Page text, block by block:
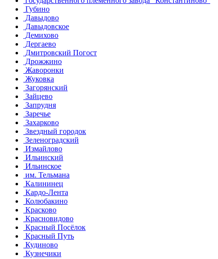
Губино
Давыдово
Давыдовское
Демихово
Дергаево
Дмитровский Погост
Дрожжино
Жаворонки
Жуковка
Загорянский
Зайцево
Запрудня
Заречье
Захарково
Звездный городок
Зеленоградский
Измайлово
Ильинский
Ильинское
им. Тельмана
Калининец
Кардо-Лента
Колюбакино
Красково
Красновидово
Красный Посёлок
Красный Путь
Кудиново
Кузнечики